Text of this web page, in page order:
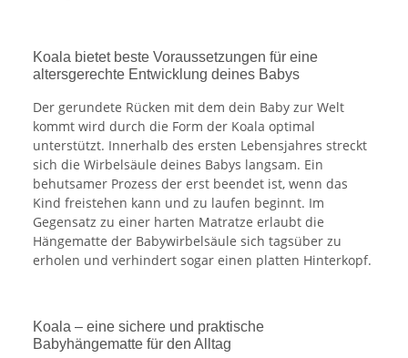
Koala bietet beste Voraussetzungen für eine
altersgerechte Entwicklung deines Babys
Der gerundete Rücken mit dem dein Baby zur Welt
kommt wird durch die Form der Koala optimal
unterstützt. Innerhalb des ersten Lebensjahres streckt
sich die Wirbelsäule deines Babys langsam. Ein
behutsamer Prozess der erst beendet ist, wenn das
Kind freistehen kann und zu laufen beginnt. Im
Gegensatz zu einer harten Matratze erlaubt die
Hängematte der Babywirbelsäule sich tagsüber zu
erholen und verhindert sogar einen platten Hinterkopf.
Koala – eine sichere und praktische
Babyhängematte für den Alltag